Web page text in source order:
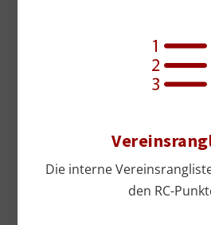
e
Die interne
den RC-